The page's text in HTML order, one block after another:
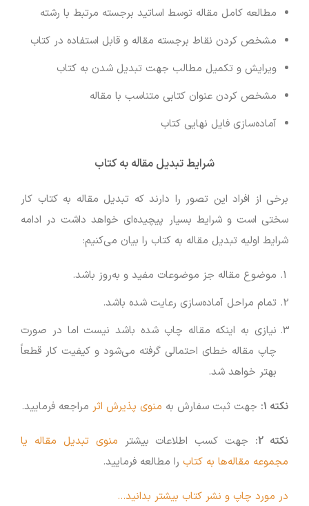
مطالعه کامل مقاله توسط اساتید برجسته مرتبط با رشته
مشخص کردن نقاط برجسته مقاله و قابل استفاده در کتاب
ویرایش و تکمیل مطالب جهت تبدیل شدن به کتاب
مشخص کردن عنوان کتابی متناسب با مقاله
آماده‌سازی فایل نهایی کتاب
شرایط تبدیل مقاله به کتاب
برخی از افراد این تصور را دارند که تبدیل مقاله به کتاب کار
سختی است و شرایط بسیار پیچیده‌ای خواهد داشت در ادامه
شرایط اولیه تبدیل مقاله به کتاب را بیان می‌کنیم:
موضوع مقاله جز موضوعات مفید و به‌روز باشد.
تمام مراحل آماده‌سازی رعایت شده باشد.
نیازی به اینکه مقاله چاپ شده باشد نیست اما در صورت
چاپ مقاله خطای احتمالی گرفته می‌شود و کیفیت کار قطعاً
بهتر خواهد شد.
نکته 1: جهت ثبت سفارش به منوی پذیرش اثر مراجعه فرمایید.
نکته 2: جهت کسب اطلاعات بیشتر منوی تبدیل مقاله یا
مجموعه مقاله‌ها به کتاب را مطالعه فرمایید.
در مورد چاپ و نشر کتاب بیشتر بدانید…